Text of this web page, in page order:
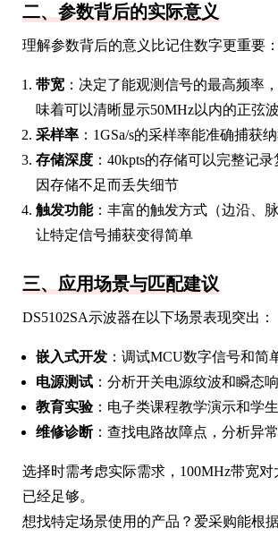
二、参数背后的实际意义
理解参数背后的意义比记住数字更重要：
带宽 ：决定了能观测信号的最高频率
味着可以清晰显示50MHz以内的正弦波
采样率 ：1GSa/s的采样率能准确捕获
存储深度 ：40kpts的存储可以完整记
因存储不足而丢失细节
触发功能：丰富的触发方式（边沿、脉
让特定信号捕获变得简单
三、应用场景与匹配建议
DS5102SA示波器在以下场景表现突出：
嵌入式开发 ：调试MCU数字信号和简
电源测试 ：分析开关电源纹波和瞬态
教育实验：电子类课程教学演示和学
维修诊断：查找电路故障点，分析异
选择时需考虑实际需求，100MHz带宽对
已经足够。
想找特定场景使用的产品？爱采购能根